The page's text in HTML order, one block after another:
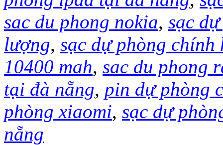
sac du phong nokia, sạc
lượng, sạc dự phòng chính
10400 mah, sac du phong
tại đà nẵng, pin dự phòng
phòng xiaomi, sạc dự
nẵng